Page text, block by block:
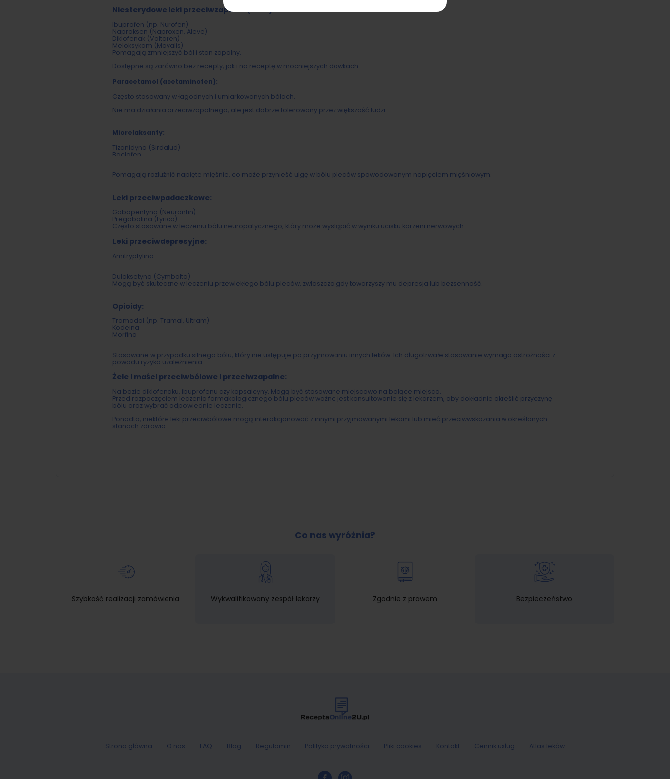
Niesterydowe leki przeciwzapalne (NLPZ):
Ibuprofen (np. Nurofen)
Naproksen (Naproxen, Aleve)
Diklofenak (Voltaren)
Meloksykam (Movalis)
Pomagają zmniejszyć ból i stan zapalny.
Dostępne są zarówno bez recepty, jak i na receptę w mocniejszych dawkach.
Paracetamol (acetaminofen):
Często stosowany w łagodnych i umiarkowanych bólach.
Nie ma działania przeciwzapalnego, ale jest dobrze tolerowany przez większość ludzi.
Miorelaksanty:
Tizanidyna (Sirdalud)
Baclofen
Pomagają rozluźnić napięte mięśnie, co może przynieść ulgę w bólu pleców spowodowanym napięciem mięśniowym.
Leki przeciwpadaczkowe:
Gabapentyna (Neurontin)
Pregabalina (Lyrica)
Często stosowane w leczeniu bólu neuropatycznego, który może wystąpić w wyniku ucisku korzeni nerwowych.
Leki przeciwdepresyjne:
Amitryptylina
Duloksetyna (Cymbalta)
Mogą być skuteczne w leczeniu przewlekłego bólu pleców, zwłaszcza gdy towarzyszy mu depresja lub bezsenność.
Opioidy:
Tramadol (np. Tramal, Ultram)
Kodeina
Morfina
Stosowane w przypadku silnego bólu, który nie ustępuje po przyjmowaniu innych leków. Ich długotrwałe stosowanie wymaga ostrożności z
powodu ryzyka uzależnienia.
Żele i maści przeciwbólowe i przeciwzapalne:
Na bazie diklofenaku, ibuprofenu czy kapsaicyny. Mogą być stosowane miejscowo na bolące miejsca.
Przed rozpoczęciem leczenia farmakologicznego bólu pleców ważne jest konsultowanie się z lekarzem, aby dokładnie określić przyczynę
bólu oraz wybrać odpowiednie leczenie.
Ponadto, niektóre leki przeciwbólowe mogą interakcjonować z innymi przyjmowanymi lekami lub mieć przeciwwskazania w określonych
stanach zdrowia.
Co nas wyróżnia?
Szybkość realizacji zamówienia Wykwalifikowany zespół lekarzy Zgodnie z prawem Bezpieczeństwo
Strona główna O nas FAQ Blog Regulamin Polityka prywatności Pliki cookies Kontakt Cennik usług Atlas leków